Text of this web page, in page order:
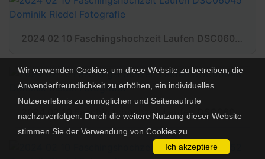
Wir verwenden Cookies, um diese Website zu betreiben, die
Anwenderfreundlichkeit zu erhöhen, ein individuelles
Nutzererlebnis zu ermöglichen und Seitenaufrufe
nachzuverfolgen. Durch die weitere Nutzung dieser Website
stimmen Sie der Verwendung von Cookies zu
Ich akzeptiere
2024 02 10 Faschingshochzeit Laufen DSC06045 Dominik Riedel Fotografie
2024 02 10 Faschingshochzeit Laufen DSC06049 Dominik Riedel Fotografie